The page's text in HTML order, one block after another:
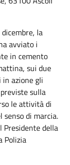
la
avviato i
in cemento
sui due
azione gli
sulla
le attività di
senso di marcia.
Presidente della
Polizia